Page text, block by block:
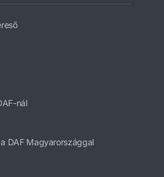
nál
DAF Magyarországgal